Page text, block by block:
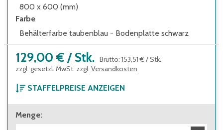
800 x 600 (mm)
Farbe
Behälterfarbe taubenblau - Bodenplatte schwarz
129,00 € / Stk. Brutto: 153,51 € /Stk.
zzgl. gesetzl. MwSt. zzgl. Versandkosten
STAFFELPREISE ANZEIGEN
ab 1 Stück
129,00 €
Menge: